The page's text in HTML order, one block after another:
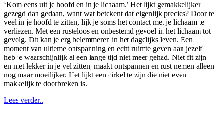
‘Kom eens uit je hoofd en in je lichaam.’ Het lijkt gemakkelijker
gezegd dan gedaan, want wat betekent dat eigenlijk precies? Door te
veel in je hoofd te zitten, lijk je soms het contact met je lichaam te
verliezen. Met een rusteloos en onbestemd gevoel in het lichaam tot
gevolg. Dit kan je erg belemmeren in het dagelijks leven. Een
moment van ultieme ontspanning en echt ruimte geven aan jezelf
heb je waarschijnlijk al een lange tijd niet meer gehad. Niet fit zijn
en niet lekker in je vel zitten, maakt ontspannen en rust nemen alleen
nog maar moeilijker. Het lijkt een cirkel te zijn die niet even
makkelijk te doorbreken is.
Lees verder..